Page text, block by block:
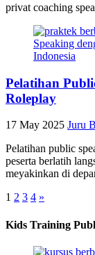
privat coaching
Pelatihan
Roleplay
17 May 2025 Juru
Pelatihan public
peserta berlatih
meyakinkan di
1 2 3 4 »
Kids Training